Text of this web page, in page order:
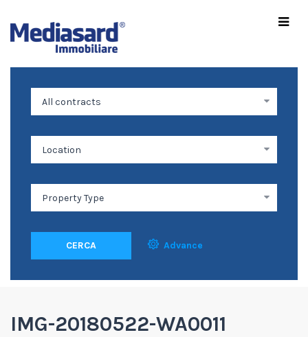
CERCA Advance
IMG-20180522-WA0011